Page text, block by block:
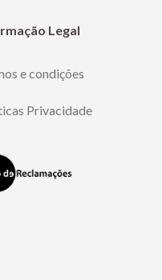
Legal
e condições
Privacidade